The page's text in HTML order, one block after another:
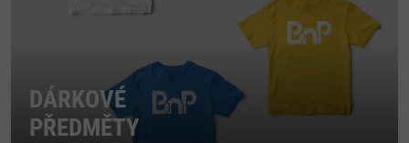
DÁRKOVÉ
PŘEDMĚTY